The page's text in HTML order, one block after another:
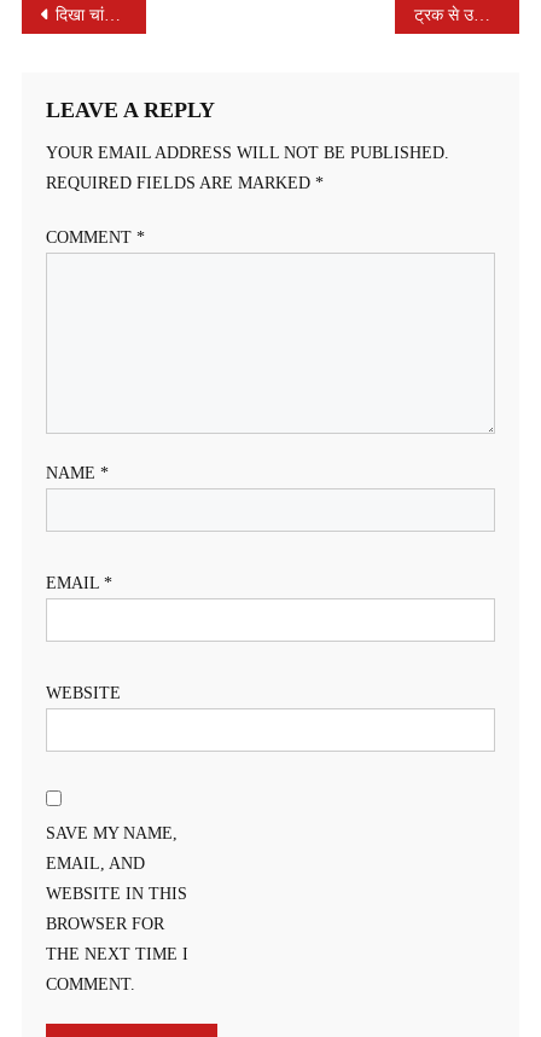
POST
दिखा चांद तो मुस्लिम कोम ने पूरे शिद्दत के साथ मनाई ईद, अल्लाह ताला से मांगी अमन चैन की दुआ ट्रक से उछला था पानी, थूकना समझ बैठे बाइक सवार
LEAVE A REPLY
YOUR EMAIL ADDRESS WILL NOT BE PUBLISHED.
REQUIRED FIELDS ARE MARKED *
COMMENT *
NAME *
EMAIL *
WEBSITE
SAVE MY NAME,
EMAIL, AND
WEBSITE IN THIS
BROWSER FOR
THE NEXT TIME I
COMMENT.